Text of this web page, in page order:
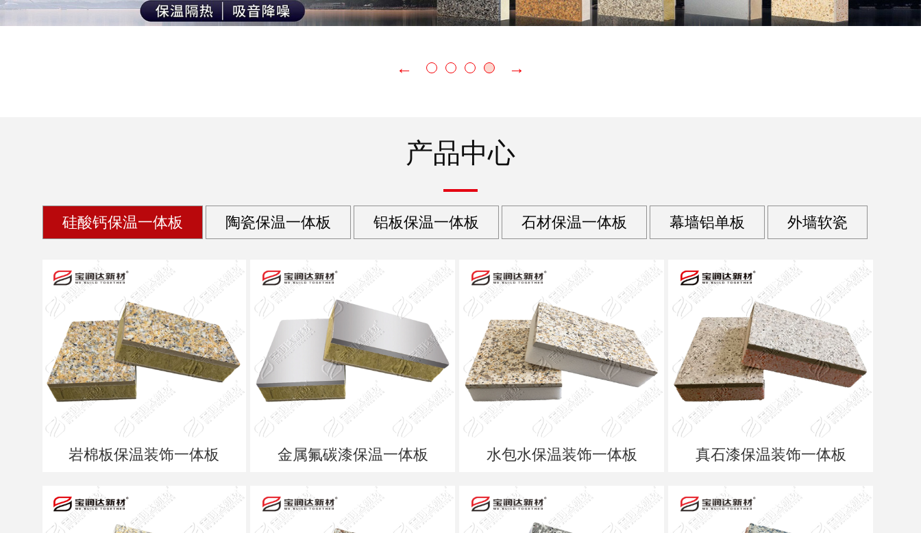
产品中心
硅酸钙保温一体板 陶瓷保温一体板 铝板保温一体板 石材保温一体板 幕墙铝单板 外墙软瓷
岩棉板保温装饰一体板 金属氟碳漆保温一体板 水包水保温装饰一体板 真石漆保温装饰一体板